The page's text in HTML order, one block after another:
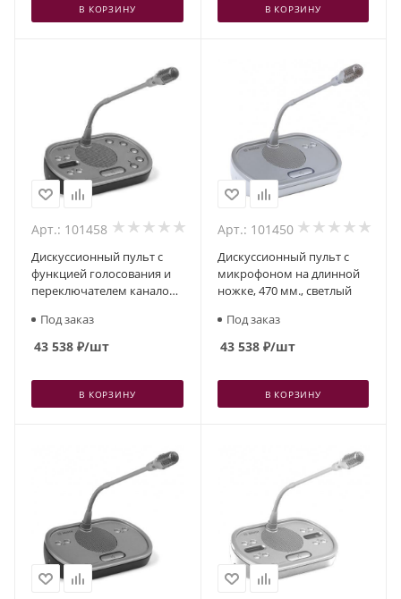
В КОРЗИНУ В КОРЗИНУ
Арт.: 101458
Дискуссионный пульт с
функцией голосования и
переключателем каналов,
Под заказ
43 538 ₽/шт
В КОРЗИНУ
Арт.: 101450
Дискуссионный пульт с
микрофоном на длинной
ножке, 470 мм., светлый
Под заказ
43 538₽/шт
В КОРЗИНУ